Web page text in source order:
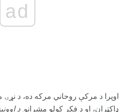
ad
اوپرا د مرکې روحاني مرکه ده، د
ډاکټران، او د فکر کولو مشرانو. د